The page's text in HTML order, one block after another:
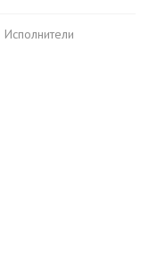
Исполнители